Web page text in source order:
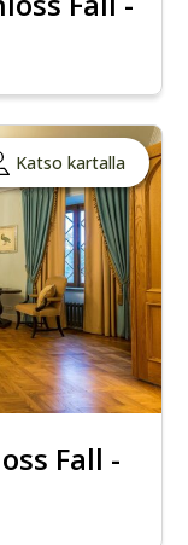
Katso kartalla
Fall -